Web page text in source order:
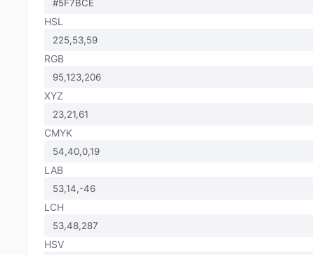
HSL
RGB
XYZ
CMYK
LAB
LCH
HSV